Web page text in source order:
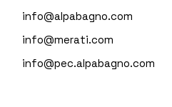
info@alpabagno.com
info@merati.com
info@pec.alpabagno.com